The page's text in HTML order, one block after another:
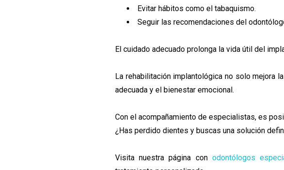
Evitar hábitos como el tabaquismo.
Seguir las recomendaciones del
El cuidado adecuado prolonga la vida útil del
La rehabilitación implantológica no solo mejora
adecuada y el bienestar emocional.
Con el acompañamiento de especialistas, es
¿Has perdido dientes y buscas una solución
Visita nuestra página conodontólogos